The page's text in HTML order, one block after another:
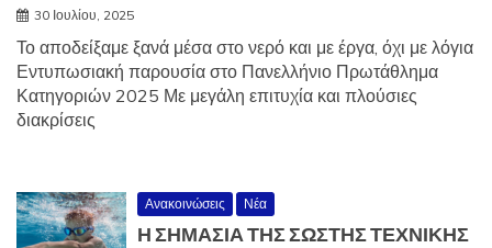
30 Ιουλίου, 2025
Το αποδείξαμε ξανά μέσα στο νερό και με έργα, όχι με λόγια
Εντυπωσιακή παρουσία στο Πανελλήνιο Πρωτάθλημα
Κατηγοριών 2025 Με μεγάλη επιτυχία και πλούσιες
διακρίσεις
Ανακοινώσεις Νέα
Η ΣΗΜΑΣΙΑ ΤΗΣ ΣΩΣΤΗΣ ΤΕΧΝΙΚΗΣ